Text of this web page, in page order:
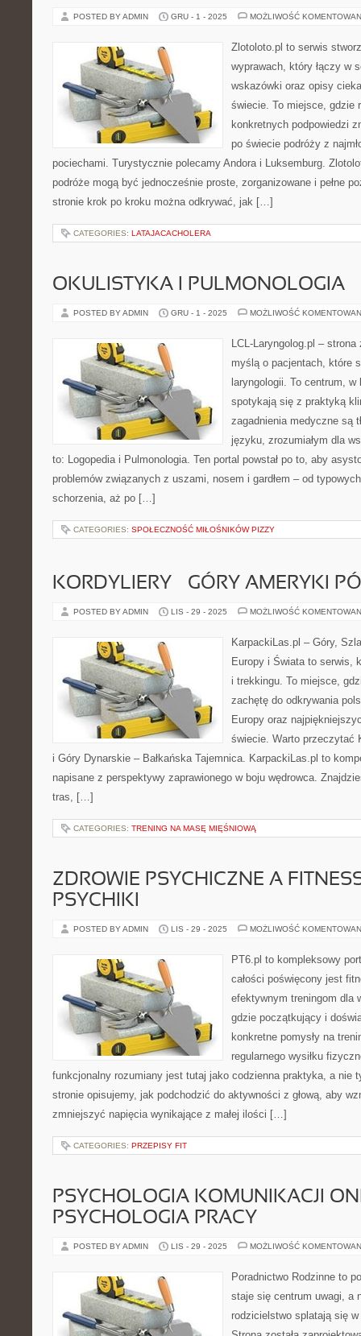
POSTED BY ADMIN GRU - 1 - 2025 MOŻLIWOŚĆ
Zlotoloto.pl to serwis
wyprawach, który łączy w
wskazówki oraz opisy
świecie. To miejsce, gdzie
konkretnych podpowiedzi
po świecie podróży z
pociechami. Turystycznie polecamy Andora i Luksemburg.
podróże mogą być jednocześnie proste, zorganizowane i pełne
stronie krok po kroku można odkrywać, jak […]
CATEGORIES: LATAJACACHOLERA
OKULISTYKA I PULMONOLOGIA
POSTED BY ADMIN GRU - 1 - 2025 MOŻLIWOŚĆ
LCL-Laryngolog.pl –
myślą o pacjentach, które
laryngologii. To centrum,
spotykają się z praktyką
zagadnienia medyczne są
języku, zrozumiałym dla
to: Logopedia i Pulmonologia. Ten portal powstał po to, aby
problemów związanych z uszami, nosem i gardłem – od
schorzenia, aż po […]
CATEGORIES: SPOŁECZNOŚĆ MIŁOŚNIKÓW PIZZY
KORDYLIERY – GÓRY AMERYKI
POSTED BY ADMIN LIS - 29 - 2025 MOŻLIWOŚĆ
KarpackiLas.pl – Góry,
Europy i Świata to serwis,
i trekkingu. To miejsce,
zachętę do odkrywania
Europy oraz
świecie. Warto przeczytać
i Góry Dynarskie – Bałkańska Tajemnica. KarpackiLas.pl to
napisane z perspektywy zaprawionego w boju wędrowca.
tras, […]
CATEGORIES: TRENING NA MASĘ MIĘŚNIOWĄ
ZDROWIE PSYCHICZNE A
PSYCHIKI
POSTED BY ADMIN LIS - 29 - 2025 MOŻLIWOŚĆ
PT6.pl to kompleksowy
całości poświęcony jest
efektywnym treningom dla
gdzie początkujący i
konkretne pomysły na
regularnego wysiłku
funkcjonalny rozumiany jest tutaj jako codzienna praktyka, a nie
stronie opisujemy, jak podchodzić do aktywności z głową, aby
zmniejszyć napięcia wynikające z małej ilości […]
CATEGORIES: PRZEPISY FIT
PSYCHOLOGIA KOMUNIKACJI
PSYCHOLOGIA PRACY
POSTED BY ADMIN LIS - 29 - 2025 MOŻLIWOŚĆ
Poradnictwo Rodzinne to
staje się centrum uwagi, a
rodzicielstwo splatają się